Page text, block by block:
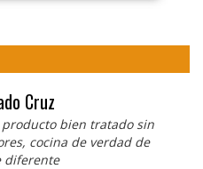
Cruz
producto bien tratado sin
cocina de verdad de
diferente